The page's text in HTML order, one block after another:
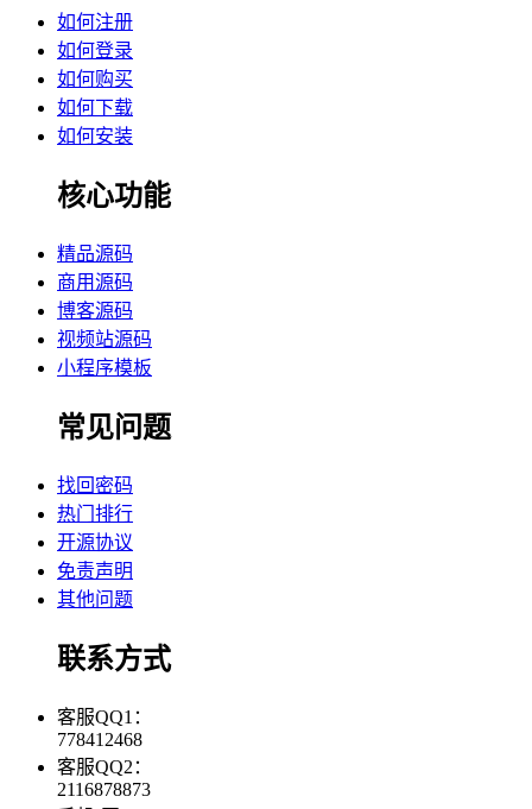
如何注册
如何登录
如何购买
如何下载
如何安装
核心功能
精品源码
商用源码
博客源码
视频站源码
小程序模板
常见问题
找回密码
热门排行
开源协议
免责声明
其他问题
联系方式
客服QQ1：
778412468
客服QQ2：
2116878873